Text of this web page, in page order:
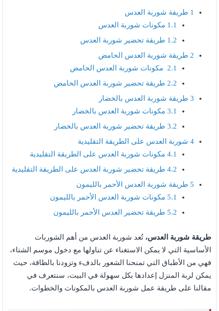
1 طريفة شوربة العدس
1.1 مكونات شوربة العدس
1.2 طريقة تحضير شوربة العدس
2 طريقة شوربة العدس الحامض
2.1 مكونات شوربة العدس الحامض
2.2 طريقة تحضير شوربة العدس الحامض
3 طريقة شوربة العدس بالخضار
3.1 مكونات شوربة العدس بالخضار
3.2 طريقة تحضير شوربة العدس بالخضار
4 شوربة العدس على الطريقة التقليدية
4.1 مكونات شوربة العدس على الطريقة التقليدية
4.2 طريقة تحضير شوربة العدس على الطريقة التقليدية
5 طريقة شوربة العدس الأحمر بالليمون
5.1 مكونات شوربة العدس الأحمر بالليمون
5.2 طريقة تحضير العدس الأحمر بالليمون
طريقة شوربة العدس، تُعد شوربة العدس من أهم الشوربات
الأساسية التي لا يمكن الاستغناء عن تناولها مع دخول موسم الشتاء،
فهي من الأطباق التي تمنحنا الشعور بالدفء وتزودنا بالطاقة، حيث
يمكن لربة المنزل إعدادها بكل سهولة في البيت، سنتعرف في
مقالنا على طريقة عمل شوربة العدس بالمكونات والخطوات.